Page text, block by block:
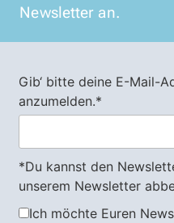
Newsletter an.
Gib‘ bitte deine E-Mail-
anzumelden.*
*Du kannst den
unserem Newsletter
Ich möchte Euren